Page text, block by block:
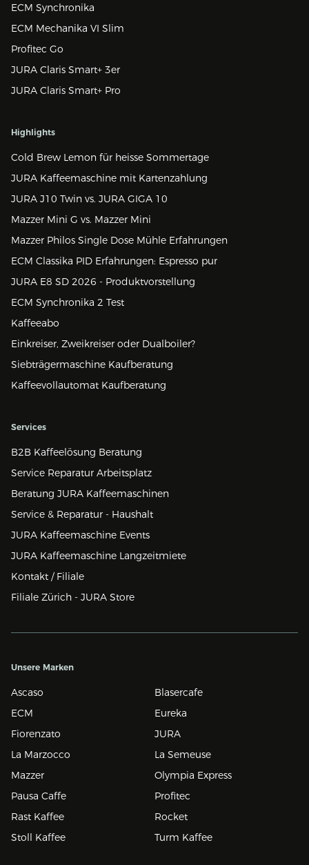
ECM Synchronika
ECM Mechanika VI Slim
Profitec Go
JURA Claris Smart+ 3er
JURA Claris Smart+ Pro
Highlights
Cold Brew Lemon für heisse Sommertage
JURA Kaffeemaschine mit Kartenzahlung
JURA J10 Twin vs. JURA GIGA 10
Mazzer Mini G vs. Mazzer Mini
Mazzer Philos Single Dose Mühle Erfahrungen
ECM Classika PID Erfahrungen: Espresso pur
JURA E8 SD 2026 - Produktvorstellung
ECM Synchronika 2 Test
Kaffeeabo
Einkreiser, Zweikreiser oder Dualboiler?
Siebträgermaschine Kaufberatung
Kaffeevollautomat Kaufberatung
Services
B2B Kaffeelösung Beratung
Service Reparatur Arbeitsplatz
Beratung JURA Kaffeemaschinen
Service & Reparatur - Haushalt
JURA Kaffeemaschine Events
JURA Kaffeemaschine Langzeitmiete
Kontakt / Filiale
Filiale Zürich - JURA Store
Unsere Marken
Ascaso
Blasercafe
ECM
Eureka
Fiorenzato
JURA
La Marzocco
La Semeuse
Mazzer
Olympia Express
Pausa Caffe
Profitec
Rast Kaffee
Rocket
Stoll Kaffee
Turm Kaffee